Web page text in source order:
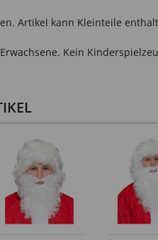
Artikel kann Kleinteile
Kein